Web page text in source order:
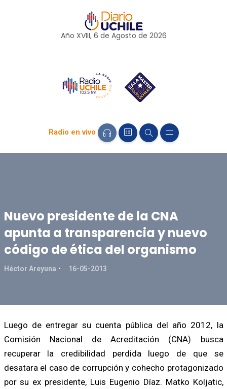
Año XVIII, 6 de Agosto de 2026
Radio en vivo
Nuevo presidente de la CNA
apunta a transparencia y nuevo
código de ética del organismo
Héctor Areyuna 16-05-2013
Luego de entregar su cuenta pública del año 2012, la
Comisión Nacional de Acreditación (CNA) busca
recuperar la credibilidad perdida luego de que se
desatara el caso de corrupción y cohecho protagonizado
por su ex presidente, Luis Eugenio Díaz. Matko Koljatic,